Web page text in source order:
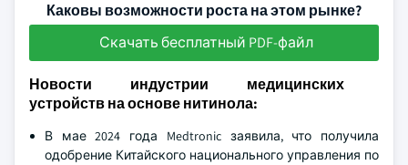
Каковы возможности роста на этом рынке?
Скачать бесплатный PDF-файл
Новости индустрии медицинских
устройств на основе нитинола:
В мае 2024 года Medtronic заявила, что получила
одобрение Китайского национального управления по